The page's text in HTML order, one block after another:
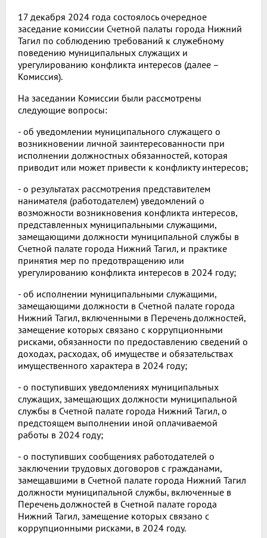
17 декабря 2024 года состоялось очередное
заседание комиссии Счетной палаты города Нижний
Тагил по соблюдению требований к служебному
поведению муниципальных служащих и
урегулированию конфликта интересов (далее –
Комиссия).
На заседании Комиссии были рассмотрены
следующие вопросы:
- об уведомлении муниципального служащего о
возникновении личной заинтересованности при
исполнении должностных обязанностей, которая
приводит или может привести к конфликту интересов;
- о результатах рассмотрения представителем
нанимателя (работодателем) уведомлений о
возможности возникновения конфликта интересов,
представленных муниципальными служащими,
замещающими должности муниципальной службы в
Счетной палате города Нижний Тагил, и практике
принятия мер по предотвращению или
урегулированию конфликта интересов в 2024 году;
- об исполнении муниципальными служащими,
замещающими должности в Счетной палате города
Нижний Тагил, включенными в Перечень должностей,
замещение которых связано с коррупционными
рисками, обязанности по предоставлению сведений о
доходах, расходах, об имуществе и обязательствах
имущественного характера в 2024 году;
- о поступивших уведомлениях муниципальных
служащих, замещающих должности муниципальной
службы в Счетной палате города Нижний Тагил, о
предстоящем выполнении иной оплачиваемой
работы в 2024 году;
- о поступивших сообщениях работодателей о
заключении трудовых договоров с гражданами,
замещавшими в Счетной палате города Нижний Тагил
должности муниципальной службы, включенные в
Перечень должностей в Счетной палате города
Нижний Тагил, замещение которых связано с
коррупционными рисками, в 2024 году.